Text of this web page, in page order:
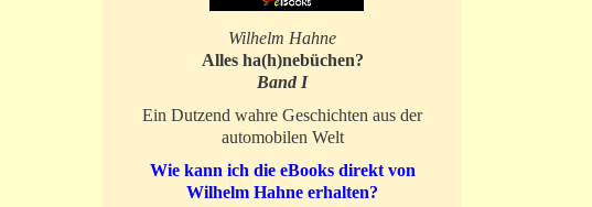
Wilhelm Hahne
Alles ha(h)nebüchen?
Band I
Ein Dutzend wahre Geschichten aus der
automobilen Welt
Wie kann ich die eBooks direkt von
Wilhelm Hahne erhalten?